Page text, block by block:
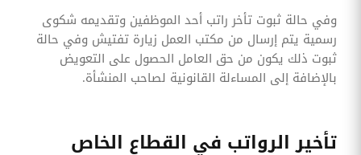
وفي حالة ثبوت تأخر راتب أحد الموظفين وتقديمه شكوى
رسمية يتم إرسال من مكتب العمل زيارة تفتيش وفي حالة
ثبوت ذلك يكون من حق العامل الحصول على التعويض
بالإضافة إلى المساءلة القانونية لصاحب المنشأة.
تأخير الرواتب في القطاع الخاص